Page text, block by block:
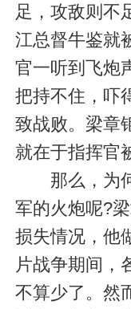
足，攻敌则不
江总督牛鉴就
官一听到飞炮
把持不住，吓
致战败。梁章
就在于指挥官
那么，为何
军的火炮呢?
损失情况，他
片战争期间，
不算少了。然